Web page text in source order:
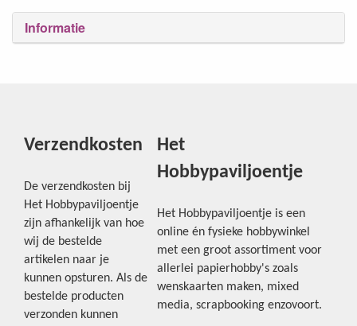
Informatie
Verzendkosten
De verzendkosten bij
Het Hobbypaviljoentje
zijn afhankelijk van hoe
wij de bestelde
artikelen naar je
kunnen opsturen. Als de
bestelde producten
verzonden kunnen
Het
Hobbypaviljoentje
Het Hobbypaviljoentje is een
online én fysieke hobbywinkel
met een groot assortiment voor
allerlei papierhobby's zoals
wenskaarten maken, mixed
media, scrapbooking enzovoort.